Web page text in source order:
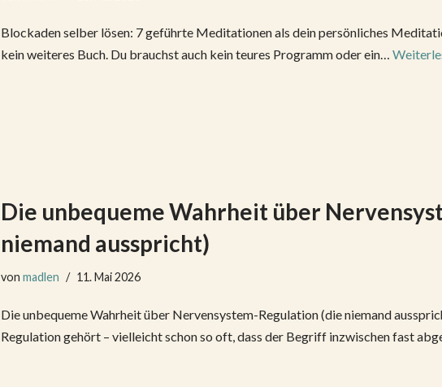
Blockaden selber lösen: 7 geführte Meditationen als dein persönliches
kein weiteres Buch. Du brauchst auch kein teures Programm oder ein…
Die unbequeme Wahrheit über
niemand ausspricht)
von madlen 11. Mai 2026
Die unbequeme Wahrheit über Nervensystem-Regulation (die niemand
Regulation gehört – vielleicht schon so oft, dass der Begriff inzwischen fast